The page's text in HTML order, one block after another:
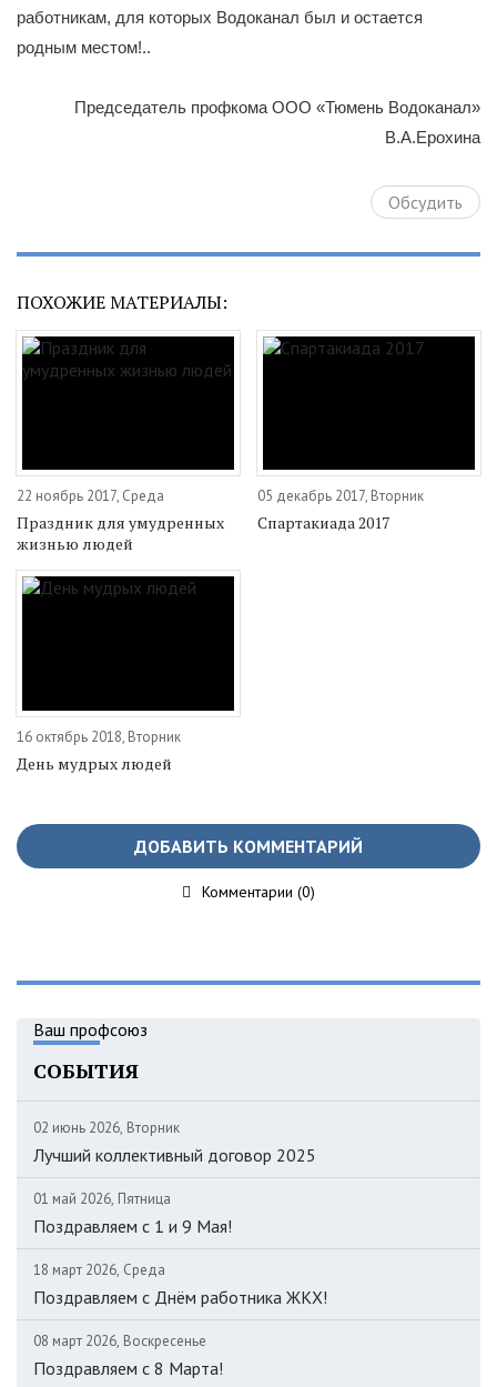
работникам, для которых Водоканал был и остается
родным местом!..
Председатель профкома ООО «Тюмень Водоканал»
В.А.Ерохина
Обсудить
ПОХОЖИЕ МАТЕРИАЛЫ:
22 ноябрь 2017, Среда
Праздник для умудренных
жизнью людей
05 декабрь 2017, Вторник
Спартакиада 2017
16 октябрь 2018, Вторник
День мудрых людей
ДОБАВИТЬ КОММЕНТАРИЙ
Комментарии (0)
Ваш профсоюз
СОБЫТИЯ
02 июнь 2026, Вторник
Лучший коллективный договор 2025
01 май 2026, Пятница
Поздравляем c 1 и 9 Мая!
18 март 2026, Среда
Поздравляем с Днём работника ЖКХ!
08 март 2026, Воскресенье
Поздравляем с 8 Марта!